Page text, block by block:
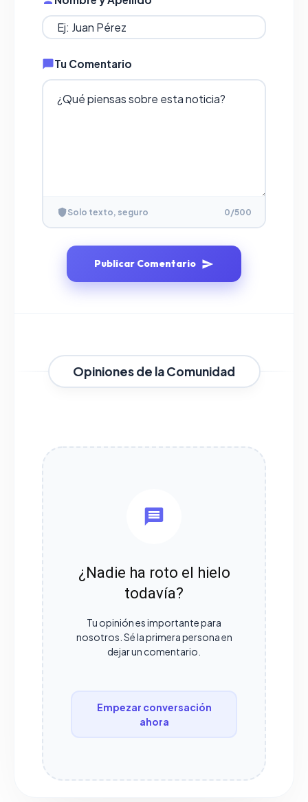
Tu Comentario
Solo texto, seguro 0/500
Publicar Comentario
Opiniones de la Comunidad
¿Nadie ha roto el hielo
todavía?
Tu opinión es importante para
nosotros. Sé la primera persona en
dejar un comentario.
Empezar conversación
ahora